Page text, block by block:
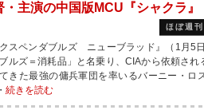
・主演の中国版MCU『シャクラ』
ほぼ週
クスペンダブルズ ニューブラッド』（1月
ルズ＝消耗品」と名乗り、CIAから依頼され
きた最強の傭兵軍団を率いるバーニー・ロ
続きを読む